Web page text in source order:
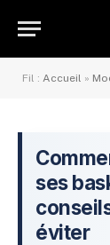
Fil : Accueil »
ses
éviter